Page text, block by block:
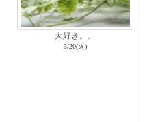
大好き。。
3/20(火)